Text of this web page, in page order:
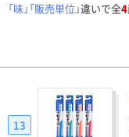
「味」「販売単位」違いで全4
13